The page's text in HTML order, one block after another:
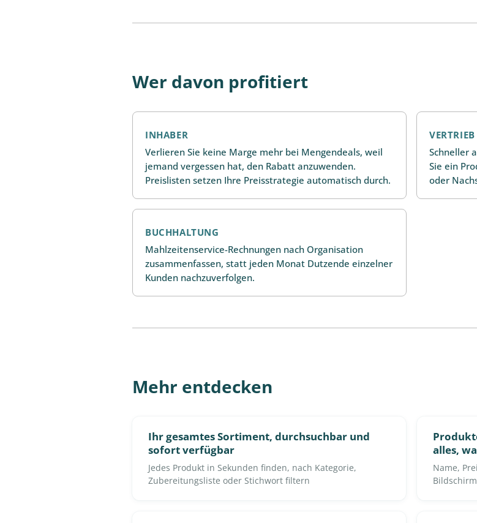
Wer davon profitiert
INHABER
Verlieren Sie keine Marge mehr bei Mengendeals, weil
jemand vergessen hat, den Rabatt anzuwenden.
Preislisten setzen Ihre Preisstrategie automatisch durch.
Schneller
Sie ein
oder
BUCHHALTUNG
Mahlzeitenservice-Rechnungen nach Organisation
zusammenfassen, statt jeden Monat Dutzende einzelner
Kunden nachzuverfolgen.
Mehr entdecken
Ihr gesamtes Sortiment, durchsuchbar und
sofort verfügbar
Jedes Produkt in Sekunden finden, nach Kategorie,
Zubereitungsliste oder Stichwort filtern
alles,
Name,